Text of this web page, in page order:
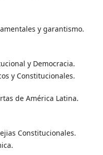
y garantismo.
y Democracia.
y Constitucionales.
de América Latina.
Constitucionales.